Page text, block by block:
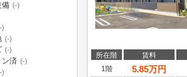
所在階 賃料
1階
5.85万円
備 (-)
)
(-)
(-)
ン済 (-)
)